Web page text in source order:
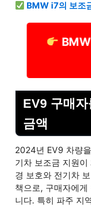
BMW i7의 보조
EV9 구매
금액
2024년 EV9 차량
기차 보조금 지원
경 보호와 전기차
책으로, 구매자에
니다. 특히 파주 지